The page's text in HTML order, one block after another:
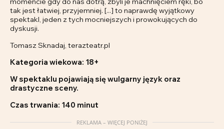
tak jest łatwiej, przyjemniej. [...] to naprawdę wyjątkowy
spektakl, jeden z tych mocniejszych i prowokujących do
dyskusji.
Tomasz Sknadaj, terazteatr.pl
Kategoria wiekowa: 18+
W spektaklu pojawiają się wulgarny język oraz
drastyczne sceny.
Czas trwania: 140 minut
REKLAMA – WIĘCEJ PONIŻEJ